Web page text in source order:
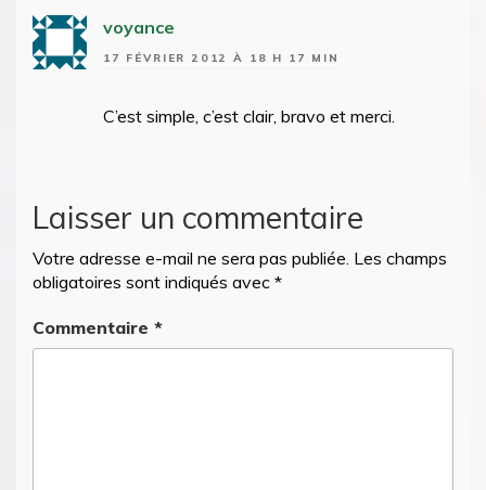
voyance
17 FÉVRIER 2012 À 18 H 17 MIN
C’est simple, c’est clair, bravo et merci.
Laisser un commentaire
Votre adresse e-mail ne sera pas publiée. Les champs
obligatoires sont indiqués avec *
Commentaire *